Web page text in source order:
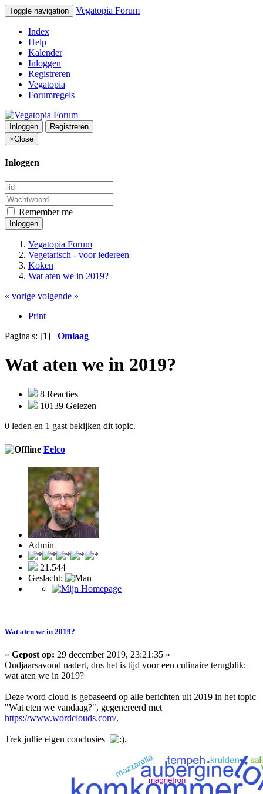
Toggle navigation Vegatopia Forum
Index
Help
Kalender
Inloggen
Registreren
Vegatopia
Forumregels
Inloggen
Registreren
×Close
Inloggen
Remember me
Inloggen
Vegatopia Forum
Vegetarisch - voor iedereen
Koken
Wat aten we in 2019?
« vorige volgende »
Print
Pagina's: [1] Omlaag
Wat aten we in 2019?
8 Reacties
10139 Gelezen
0 leden en 1 gast bekijken dit topic.
Eelco
Admin
21.544
Geslacht:
Wat aten we in 2019?
« Gepost op: 29 december 2019, 23:21:35 »
Oudjaarsavond nadert, dus het is tijd voor een culinaire terugblik:
wat aten we in 2019?
Deze word cloud is gebaseerd op alle berichten uit 2019 in het topic
"Wat eten we vandaag?", gegenereerd met
https://www.wordclouds.com/.
Trek jullie eigen conclusies .